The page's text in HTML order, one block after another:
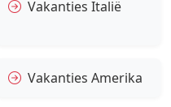
Vakanties Italië
Vakanties Amerika